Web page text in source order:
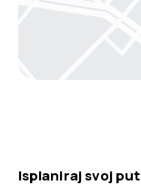
Isplaniraj svoj put